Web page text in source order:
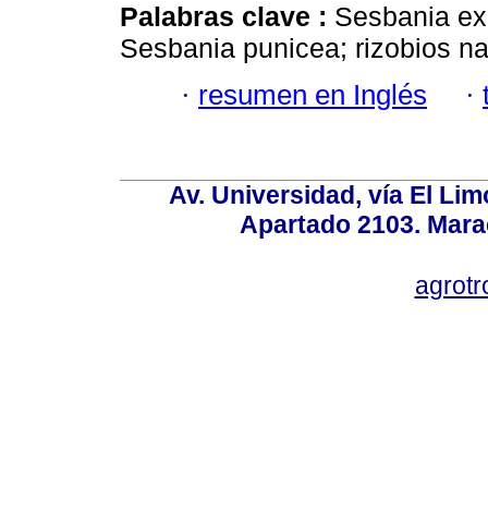
Palabras clave : Sesbania
Sesbania punicea; rizobios
· resumen en Inglés ·
Av. Universidad, vía El
Apartado 2103.